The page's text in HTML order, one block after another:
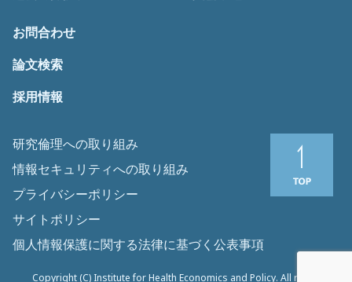
お問合わせ
論文検索
採用情報
研究倫理への取り組み
情報セキュリティへの取り組み
プライバシーポリシー
サイトポリシー
個人情報保護に関する法律に基づく公表事項
Copyright (C) Institute for Health Economics and Policy. All rights